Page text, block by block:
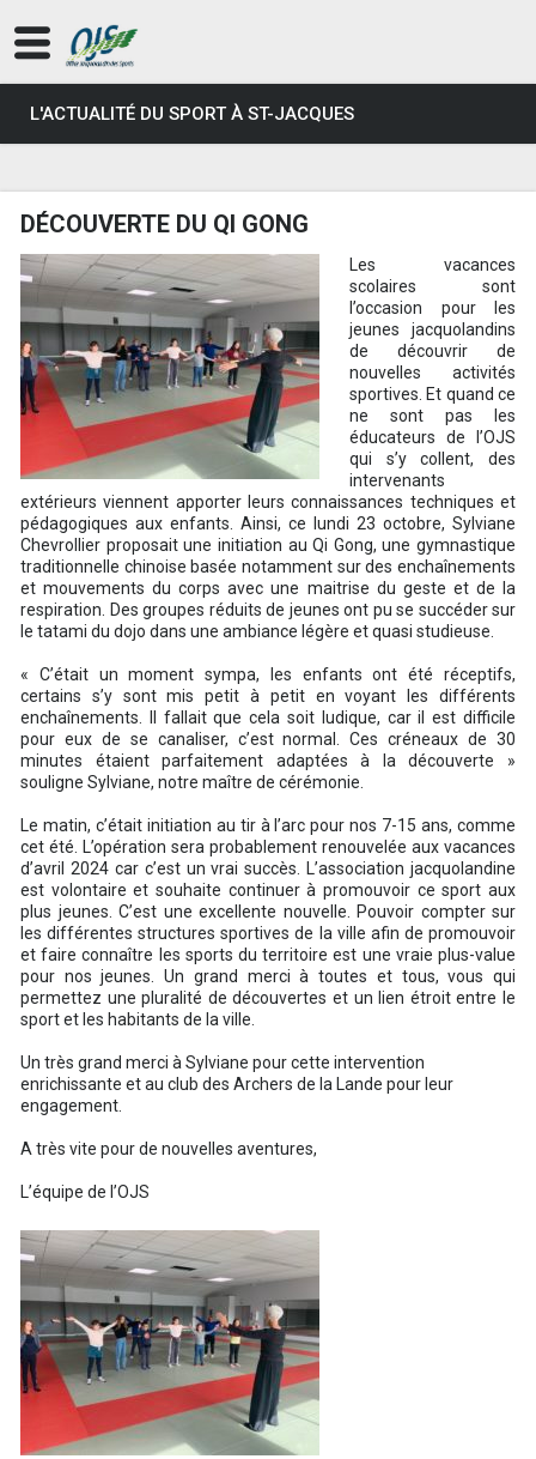
L'ACTUALITÉ DU SPORT À ST-JACQUES
DÉCOUVERTE DU QI GONG
Les vacances
scolaires sont
l’occasion pour les
jeunes jacquolandins
de découvrir de
nouvelles activités
sportives. Et quand ce
ne sont pas les
éducateurs de l’OJS
qui s’y collent, des
intervenants
extérieurs viennent apporter leurs connaissances techniques et
pédagogiques aux enfants. Ainsi, ce lundi 23 octobre, Sylviane
Chevrollier proposait une initiation au Qi Gong, une gymnastique
traditionnelle chinoise basée notamment sur des enchaînements
et mouvements du corps avec une maitrise du geste et de la
respiration. Des groupes réduits de jeunes ont pu se succéder sur
le tatami du dojo dans une ambiance légère et quasi studieuse.
« C’était un moment sympa, les enfants ont été réceptifs,
certains s’y sont mis petit à petit en voyant les différents
enchaînements. Il fallait que cela soit ludique, car il est difficile
pour eux de se canaliser, c’est normal. Ces créneaux de 30
minutes étaient parfaitement adaptées à la découverte »
souligne Sylviane, notre maître de cérémonie.
Le matin, c’était initiation au tir à l’arc pour nos 7-15 ans, comme
cet été. L’opération sera probablement renouvelée aux vacances
d’avril 2024 car c’est un vrai succès. L’association jacquolandine
est volontaire et souhaite continuer à promouvoir ce sport aux
plus jeunes. C’est une excellente nouvelle. Pouvoir compter sur
les différentes structures sportives de la ville afin de promouvoir
et faire connaître les sports du territoire est une vraie plus-value
pour nos jeunes. Un grand merci à toutes et tous, vous qui
permettez une pluralité de découvertes et un lien étroit entre le
sport et les habitants de la ville.
Un très grand merci à Sylviane pour cette intervention
enrichissante et au club des Archers de la Lande pour leur
engagement.
A très vite pour de nouvelles aventures,
L’équipe de l’OJS